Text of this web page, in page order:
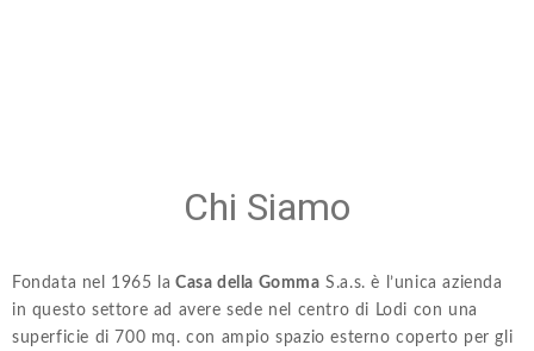
Chi Siamo
Fondata nel 1965 la Casa della Gomma S.a.s. è l’unica azienda
in questo settore ad avere sede nel centro di Lodi con una
superficie di 700 mq. con ampio spazio esterno coperto per gli